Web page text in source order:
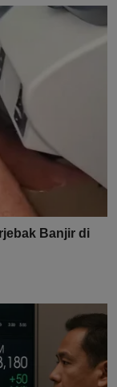
Banjir di